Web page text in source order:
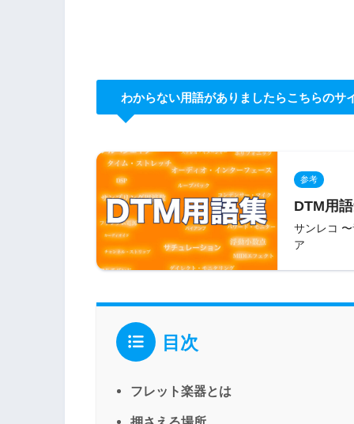
わからない用語がありましたらこちらのサ
参考
DTM用
サンレコ
ア
目次
フレット楽器とは